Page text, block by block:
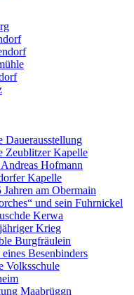
Dauerausstellung
Zeublitzer Kapelle
Hofmann
Kapelle
Jahren am Obermain
und sein Fuhrnickel
Kerwa
Krieg
Burgfräulein
eines Besenbinders
Volksschule
Maabrüggn